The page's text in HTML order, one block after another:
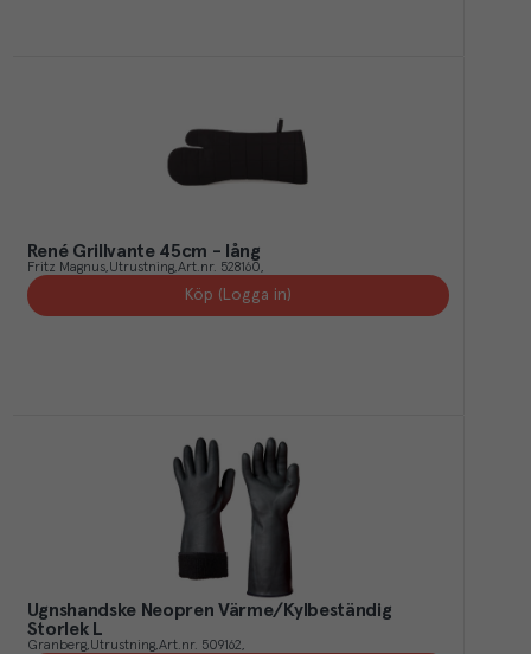
René Grillvante 45cm - lång
Fritz Magnus Utrustning Art.nr. 528160
Köp (Logga in)
Ugnshandske Neopren Värme/Kylbeständig
Storlek L
Granberg Utrustning Art.nr. 509162